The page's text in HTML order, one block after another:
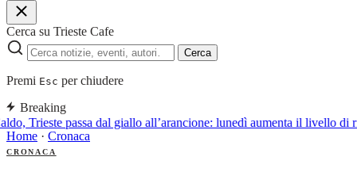
Cerca su Trieste Cafe
Cerca
Premi Esc per chiudere
Breaking
Trieste passa dal giallo all’arancione: lunedì aumenta il livello di
Home · Cronaca
CRONACA